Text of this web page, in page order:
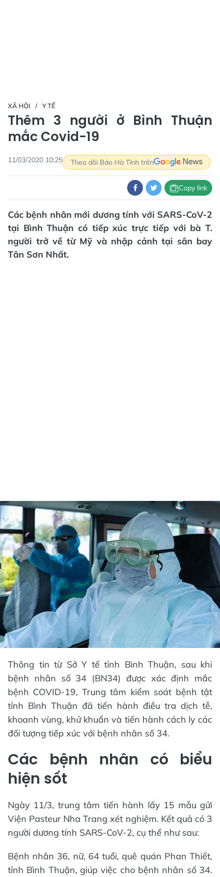
XÃ HỘI Y TẾ
Thêm 3 người ở Bình Thuận
mắc Covid-19
11/03/2020 10:25 Theo dõi Báo Hà Tĩnh trên
Copy link
Các bệnh nhân mới dương tính với SARS-CoV-2
tại Bình Thuận có tiếp xúc trực tiếp với bà T.
người trở về từ Mỹ và nhập cảnh tại sân bay
Tân Sơn Nhất.
Thông tin từ Sở Y tế tỉnh Bình Thuận, sau khi
bệnh nhân số 34 (BN34) được xác định mắc
bệnh COVID-19, Trung tâm kiểm soát bệnh tật
tỉnh Bình Thuận đã tiến hành điều tra dịch tễ,
khoanh vùng, khử khuẩn và tiến hành cách ly các
đối tượng tiếp xúc với bệnh nhân số 34.
Các bệnh nhân có biểu
hiện sốt
Ngày 11/3, trung tâm tiến hành lấy 15 mẫu gửi
Viện Pasteur Nha Trang xét nghiệm. Kết quả có 3
người dương tính SARS-CoV-2, cụ thể như sau:
Bệnh nhân 36, nữ, 64 tuổi, quê quán Phan Thiết,
tỉnh Bình Thuận, giúp việc cho bệnh nhân số 34.